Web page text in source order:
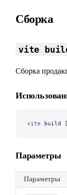
Сборка
vite
Сборка
vite build
Параметры
Параметры